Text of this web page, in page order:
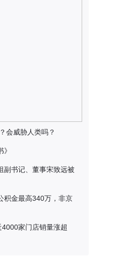
会威胁人类吗？
副书记、董事宋致远被
积金最高340万，非京
4000家门店销量涨超